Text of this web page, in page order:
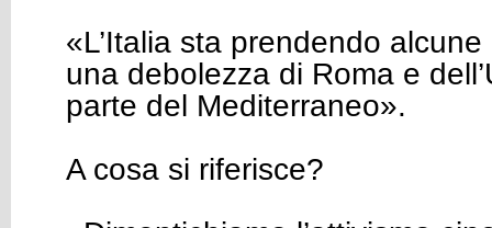
«L’Italia sta prendendo alcune
una debolezza di Roma e
parte del Mediterraneo».
A cosa si riferisce?